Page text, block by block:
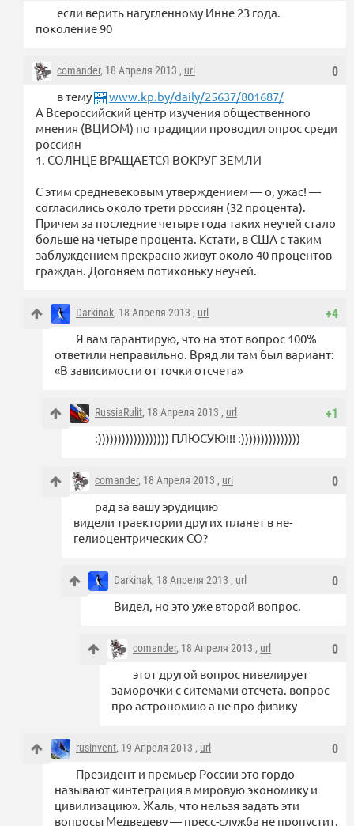
если верить нагугленному Инне 23 года.
поколение 90
0
comander, 18 Апреля 2013 , url
в тему
www.kp.by/daily/25637/801687/
А Всероссийский центр изучения общественного
мнения (ВЦИОМ) по традиции проводил опрос среди
россиян
1. СОЛНЦЕ ВРАЩАЕТСЯ ВОКРУГ ЗЕМЛИ
С этим средневековым утверждением — о, ужас! —
согласились около трети россиян (32 процента).
Причем за последние четыре года таких неучей стало
больше на четыре процента. Кстати, в США с таким
заблуждением прекрасно живут около 40 процентов
граждан. Догоняем потихоньку неучей.
+4
Darkinak, 18 Апреля 2013 , url
Я вам гарантирую, что на этот вопрос 100%
ответили неправильно. Вряд ли там был вариант:
«В зависимости от точки отсчета»
+1
RussiaRulit, 18 Апреля 2013 , url
:)))))))))))))))))) ПЛЮСУЮ!!! :)))))))))))))))
0
comander, 18 Апреля 2013 , url
рад за вашу эрудицию
видели траектории других планет в не-
гелиоцентрических СО?
0
Darkinak, 18 Апреля 2013 , url
Видел, но это уже второй вопрос.
0
comander, 18 Апреля 2013 , url
этот другой вопрос нивелирует
заморочки с ситемами отсчета. вопрос
про астрономию а не про физику
0
rusinvent, 19 Апреля 2013 , url
Президент и премьер России это гордо
называют «интеграция в мировую экономику и
цивилизацию». Жаль, что нельзя задать эти
вопросы Медведеву — пресс-служба не пропустит.